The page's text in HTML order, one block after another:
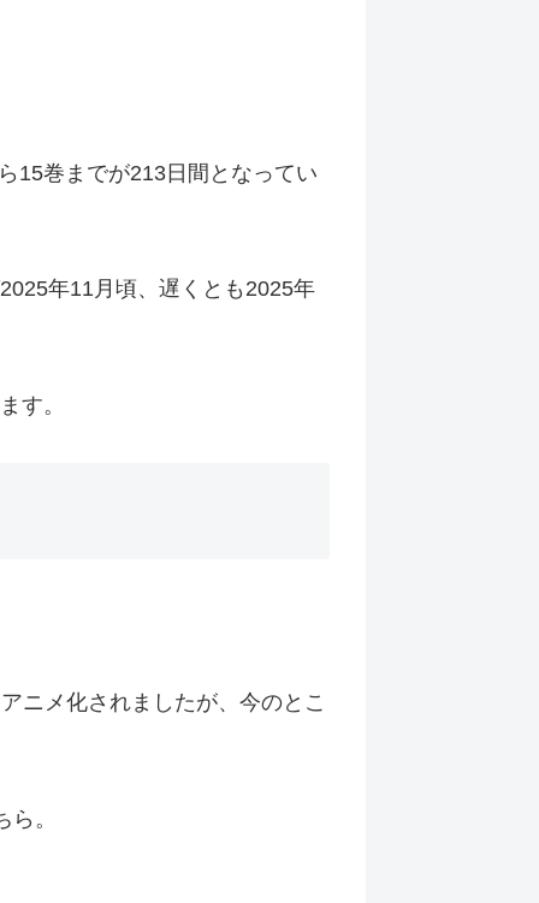
15巻までが213日間となってい
年11月頃、遅くとも2025年
す。
ニメ化されましたが、今のとこ
。